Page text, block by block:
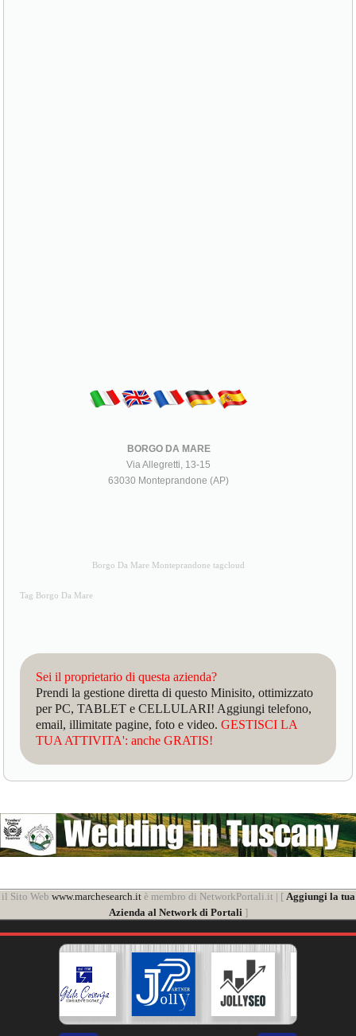
BORGO DA MARE
Via Allegretti, 13-15
63030 Monteprandone (AP)
Borgo Da Mare Monteprandone tagcloud
Tag Borgo Da Mare
Sei il proprietario di questa azienda?
Prendi la gestione diretta di questo Minisito, ottimizzato
per PC, TABLET e CELLULARI! Aggiungi telefono,
email, illimitate pagine, foto e video.GESTISCI LA
TUA ATTIVITA': anche GRATIS!
il Sito Web www.marchesearch.itè membro di NetworkPortali.it | [ Aggiungi la tua
Azienda al Network di Portali]